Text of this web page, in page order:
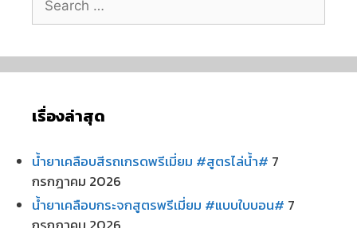
เรื่องล่าสุด
น้ำยาเคลือบสีรถเกรดพรีเมี่ยม #สูตรไล่น้ำ# 7
กรกฎาคม 2026
น้ำยาเคลือบกระจกสูตรพรีเมี่ยม #แบบใบบอน# 7